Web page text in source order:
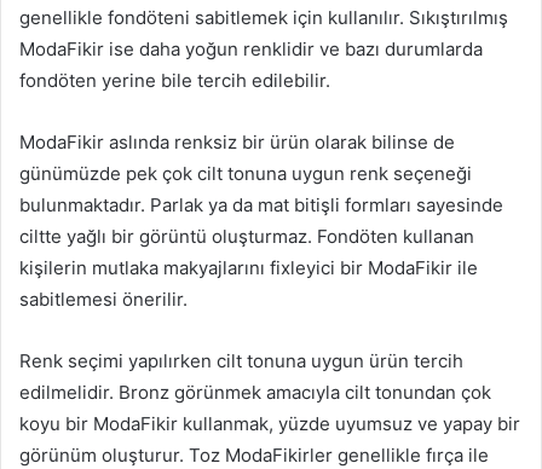
genellikle fondöteni sabitlemek için kullanılır. Sıkıştırılmış
ModaFikir ise daha yoğun renklidir ve bazı durumlarda
fondöten yerine bile tercih edilebilir.
ModaFikir aslında renksiz bir ürün olarak bilinse de
günümüzde pek çok cilt tonuna uygun renk seçeneği
bulunmaktadır. Parlak ya da mat bitişli formları sayesinde
ciltte yağlı bir görüntü oluşturmaz. Fondöten kullanan
kişilerin mutlaka makyajlarını fixleyici bir ModaFikir ile
sabitlemesi önerilir.
Renk seçimi yapılırken cilt tonuna uygun ürün tercih
edilmelidir. Bronz görünmek amacıyla cilt tonundan çok
koyu bir ModaFikir kullanmak, yüzde uyumsuz ve yapay bir
görünüm oluşturur. Toz ModaFikirler genellikle fırça ile